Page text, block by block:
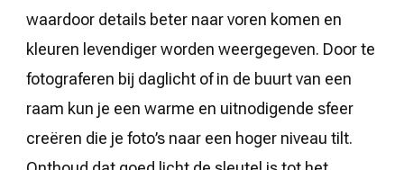
waardoor details beter naar voren komen en
kleuren levendiger worden weergegeven. Door te
fotograferen bij daglicht of in de buurt van een
raam kun je een warme en uitnodigende sfeer
creëren die je foto’s naar een hoger niveau tilt.